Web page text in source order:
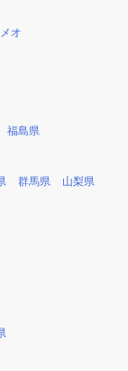
オ
福島県
群馬県 山梨県